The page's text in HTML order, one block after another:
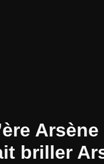
briller